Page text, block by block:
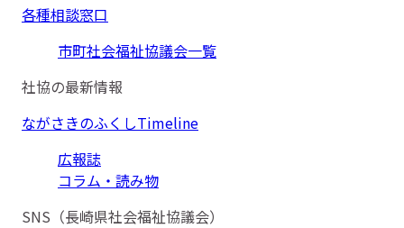
各種相談窓口
市町社会福祉協議会一覧
社協の最新情報
ながさきのふくしTimeline
広報誌
コラム・読み物
SNS（長崎県社会福祉協議会）